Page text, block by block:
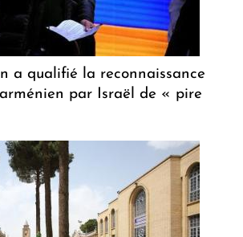
a qualifié la reconnaissance
par Israël de « pire